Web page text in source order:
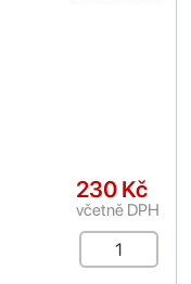
230 Kč
včetně DPH